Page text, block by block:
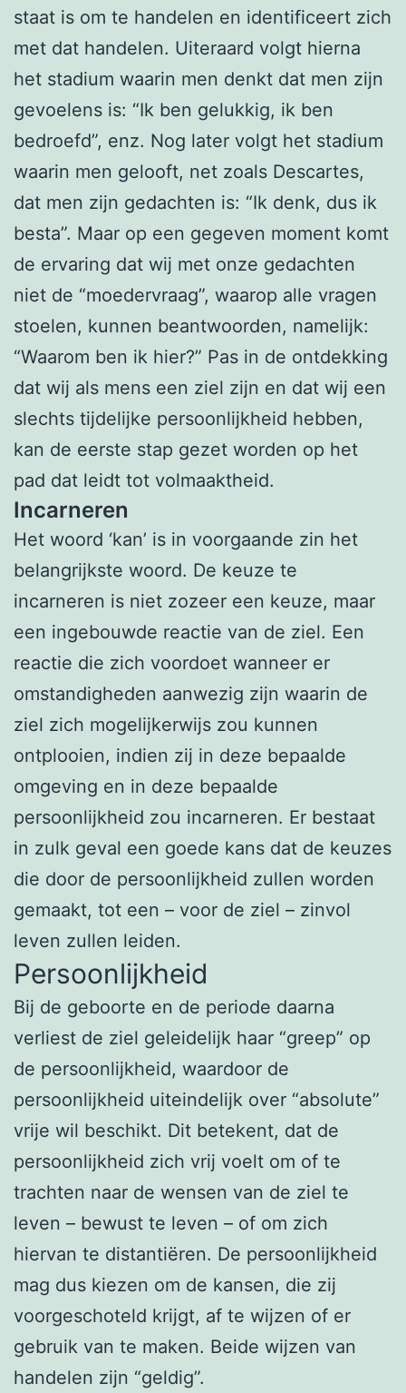
staat is om te handelen en identificeert zich
met dat handelen. Uiteraard volgt hierna
het stadium waarin men denkt dat men zijn
gevoelens is: “Ik ben gelukkig, ik ben
bedroefd”, enz. Nog later volgt het stadium
waarin men gelooft, net zoals Descartes,
dat men zijn gedachten is: “Ik denk, dus ik
besta”. Maar op een gegeven moment komt
de ervaring dat wij met onze gedachten
niet de “moedervraag”, waarop alle vragen
stoelen, kunnen beantwoorden, namelijk:
“Waarom ben ik hier?” Pas in de ontdekking
dat wij als mens een ziel zijn en dat wij een
slechts tijdelijke persoonlijkheid hebben,
kan de eerste stap gezet worden op het
pad dat leidt tot volmaaktheid.
Incarneren
Het woord ‘kan’ is in voorgaande zin het
belangrijkste woord. De keuze te
incarneren is niet zozeer een keuze, maar
een ingebouwde reactie van de ziel. Een
reactie die zich voordoet wanneer er
omstandigheden aanwezig zijn waarin de
ziel zich mogelijkerwijs zou kunnen
ontplooien, indien zij in deze bepaalde
omgeving en in deze bepaalde
persoonlijkheid zou incarneren. Er bestaat
in zulk geval een goede kans dat de keuzes
die door de persoonlijkheid zullen worden
gemaakt, tot een – voor de ziel – zinvol
leven zullen leiden.
Persoonlijkheid
Bij de geboorte en de periode daarna
verliest de ziel geleidelijk haar “greep” op
de persoonlijkheid, waardoor de
persoonlijkheid uiteindelijk over “absolute”
vrije wil beschikt. Dit betekent, dat de
persoonlijkheid zich vrij voelt om of te
trachten naar de wensen van de ziel te
leven – bewust te leven – of om zich
hiervan te distantiëren. De persoonlijkheid
mag dus kiezen om de kansen, die zij
voorgeschoteld krijgt, af te wijzen of er
gebruik van te maken. Beide wijzen van
handelen zijn “geldig”.